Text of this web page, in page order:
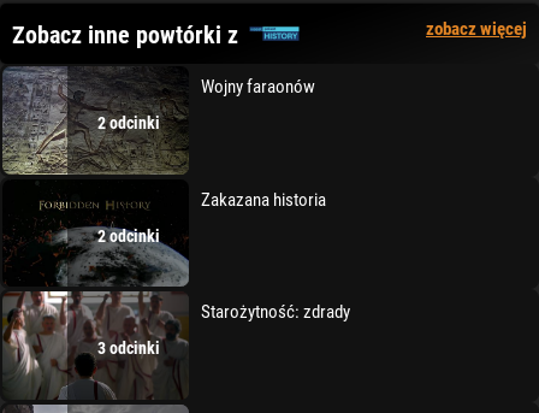
Zobacz inne powtórki z zobacz więcej
2 odcinki
Wojny faraonów
2 odcinki
Zakazana historia
3 odcinki
Starożytność: zdrady